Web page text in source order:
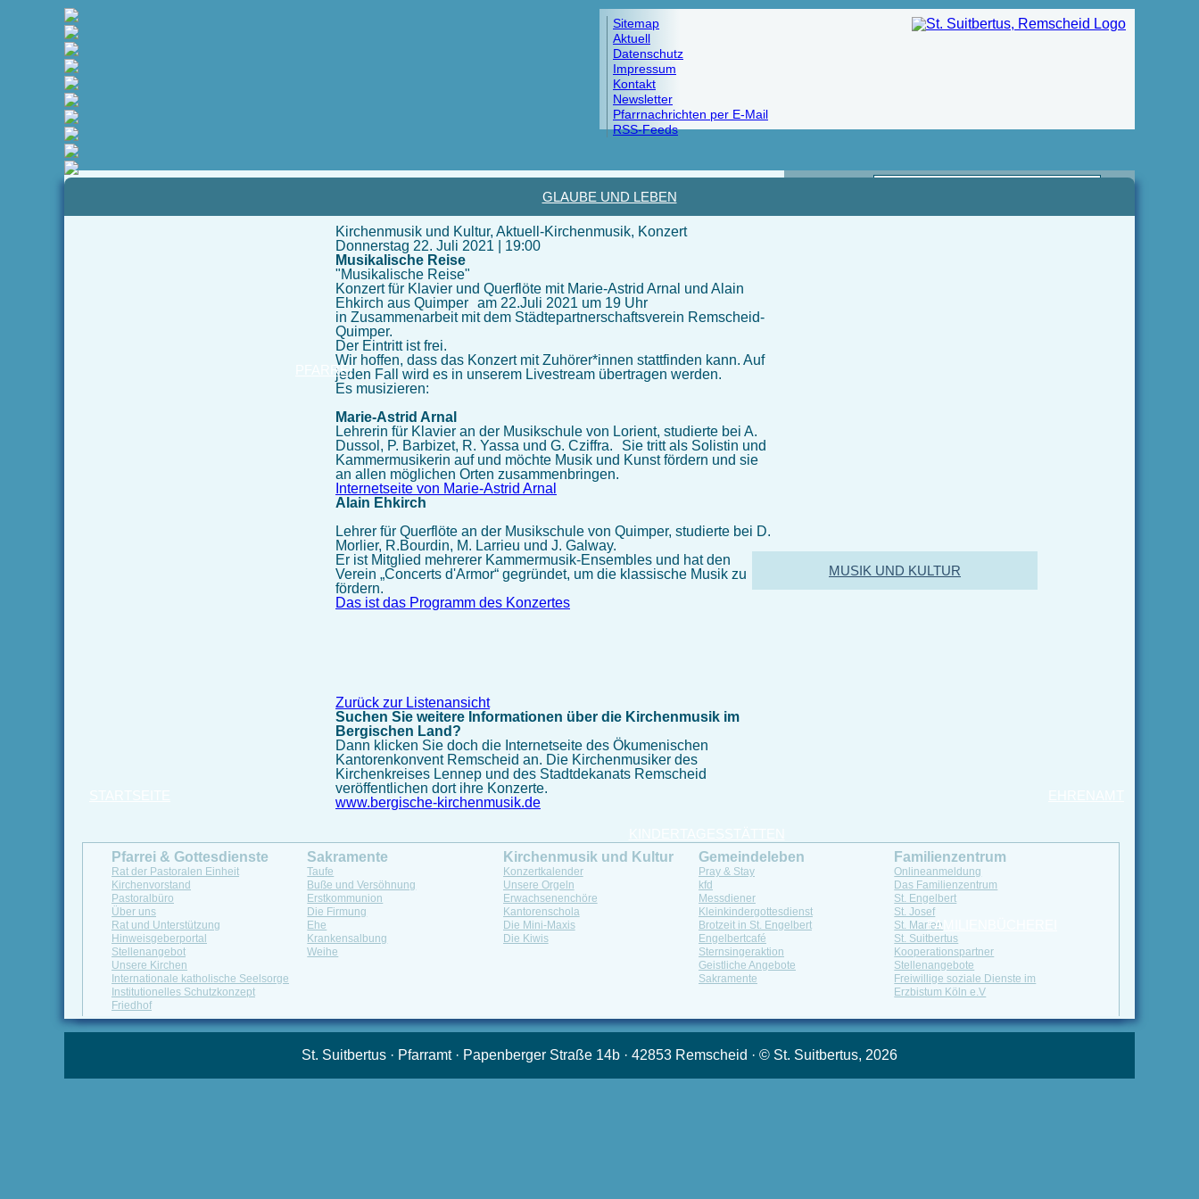
Sitemap
Aktuell
Datenschutz
Impressum
Kontakt
Newsletter
Pfarrnachrichten per E-Mail
RSS-Feeds
PFARREI
GLAUBE UND LEBEN
MUSIK UND KULTUR
FAMILIENBÜCHEREI
Kirchenmusik und Kultur, Aktuell-Kirchenmusik, Konzert
Donnerstag 22. Juli 2021 | 19:00
Musikalische Reise
"Musikalische Reise"
Konzert für Klavier und Querflöte mit Marie-Astrid Arnal und Alain
Ehkirch aus Quimper am 22.Juli 2021 um 19 Uhr
in Zusammenarbeit mit dem Städtepartnerschaftsverein Remscheid-
Quimper.
Der Eintritt ist frei.
Wir hoffen, dass das Konzert mit Zuhörer*innen stattfinden kann. Auf
jeden Fall wird es in unserem Livestream übertragen werden.
Es musizieren:
Marie-Astrid Arnal
Lehrerin für Klavier an der Musikschule von Lorient, studierte bei A.
Dussol, P. Barbizet, R. Yassa und G. Cziffra. Sie tritt als Solistin und
Kammermusikerin auf und möchte Musik und Kunst fördern und sie
an allen möglichen Orten zusammenbringen.
Internetseite von Marie-Astrid Arnal
Alain Ehkirch
Lehrer für Querflöte an der Musikschule von Quimper, studierte bei D.
Morlier, R.Bourdin, M. Larrieu und J. Galway.
Er ist Mitglied mehrerer Kammermusik-Ensembles und hat den
Verein „Concerts d'Armor“ gegründet, um die klassische Musik zu
fördern.
Das ist das Programm des Konzertes
Zurück zur Listenansicht
Suchen Sie weitere Informationen über die Kirchenmusik im
Bergischen Land?
Dann klicken Sie doch die Internetseite des Ökumenischen
Kantorenkonvent Remscheid an. Die Kirchenmusiker des
Kirchenkreises Lennep und des Stadtdekanats Remscheid
veröffentlichen dort ihre Konzerte.
www.bergische-kirchenmusik.de
Pfarrei & Gottesdienste
Rat der Pastoralen Einheit
Kirchenvorstand
Pastoralbüro
Über uns
Rat und Unterstützung
Hinweisgeberportal
Stellenangebot
Unsere Kirchen
Internationale katholische Seelsorge
Institutionelles Schutzkonzept
Friedhof
Sakramente
Taufe
Buße und Versöhnung
Erstkommunion
Die Firmung
Ehe
Krankensalbung
Weihe
Kirchenmusik und Kultur
Konzertkalender
Unsere Orgeln
Erwachsenenchöre
Kantorenschola
Die Mini-Maxis
Die Kiwis
Gemeindeleben
Pray & Stay
kfd
Messdiener
Kleinkindergottesdienst
Brotzeit in St. Engelbert
Engelbertcafé
Sternsingeraktion
Geistliche Angebote
Sakramente
Familienzentrum
Onlineanmeldung
Das Familienzentrum
St. Engelbert
St. Josef
St. Marien
St. Suitbertus
Kooperationspartner
Stellenangebote
Freiwillige soziale Dienste im
Erzbistum Köln e.V
St. Suitbertus · Pfarramt · Papenberger Straße 14b · 42853 Remscheid · © St. Suitbertus, 2026